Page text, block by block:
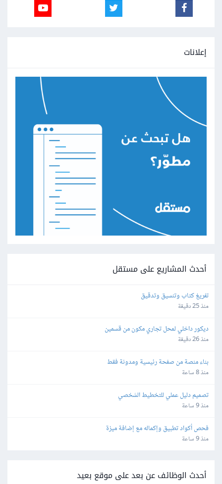
إعلانات
أحدث المشاريع على مستقل
تفريغ كتاب وتنسيق وتدقيق
منذ 25 دقيقة
ديكور داخلي لمحل تجاري مكون من قسمين
منذ 26 دقيقة
بناء منصة من صفحة رئيسية ومدونة فقط
منذ 8 ساعة
تصميم دليل عملي للتخطيط الشخصي
منذ 9 ساعة
فحص أكواد تطبيق وإكماله مع إضافة ميزة
منذ 9 ساعة
أحدث الوظائف عن بعد على موقع بعيد